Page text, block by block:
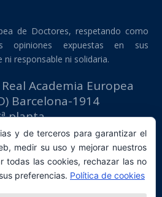
de Doctores, respetando como
expuestas en sus
ni responsable ni solidaria.
Academia Europea
Barcelona-1914
planta
Trabajo
y de terceros para garantizar el
medir su uso y mejorar nuestros
todas las cookies, rechazar las no
preferencias. Política de cookies